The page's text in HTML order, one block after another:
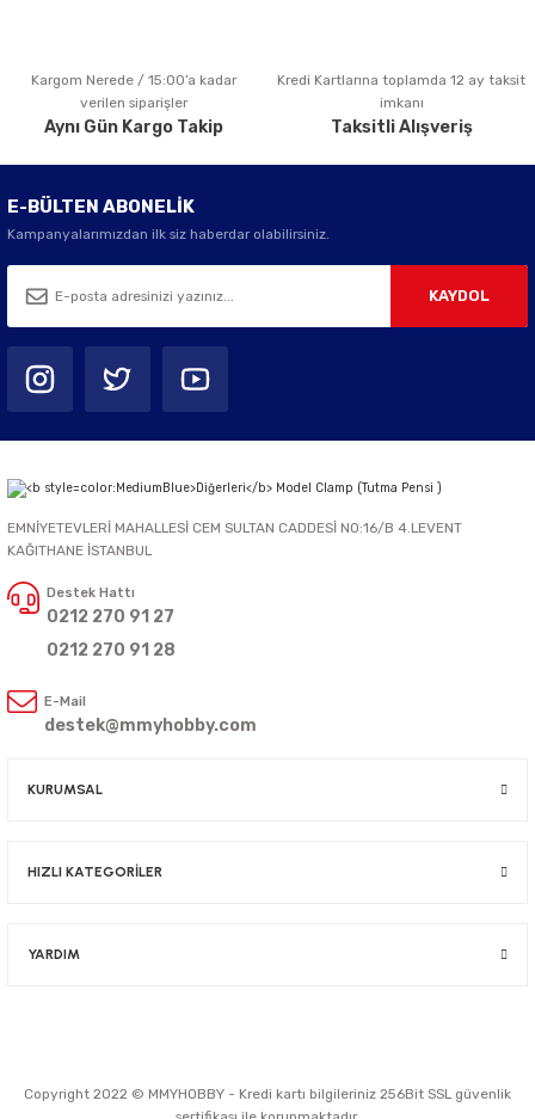
Gönder
Kargom Nerede / 15:00’a kadar
verilen siparişler
Aynı Gün Kargo Takip
Kredi Kartlarına toplamda 12 ay taksit
imkanı
Taksitli Alışveriş
E-BÜLTEN ABONELİK
Kampanyalarımızdan ilk siz haberdar olabilirsiniz.
KAYDOL
EMNİYETEVLERİ MAHALLESİ CEM SULTAN CADDESİ NO:16/B 4.LEVENT
KAĞITHANE İSTANBUL
Destek Hattı
0212 270 91 27
0212 270 91 28
E-Mail
destek@mmyhobby.com
KURUMSAL
HIZLI KATEGORİLER
YARDIM
Copyright 2022 © MMYHOBBY - Kredi kartı bilgileriniz 256Bit SSL güvenlik